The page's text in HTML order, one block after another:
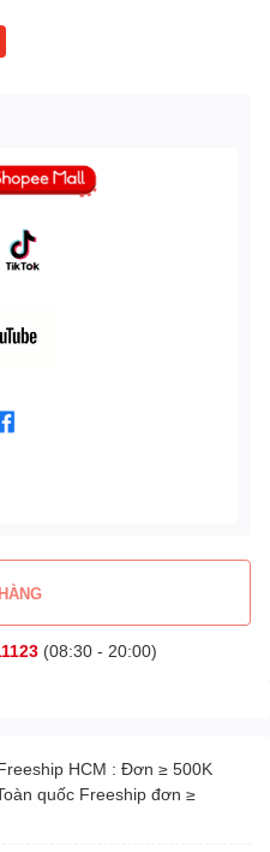
(08:30 - 20:00)
HCM : Đơn ≥ 500K
quốc Freeship đơn ≥